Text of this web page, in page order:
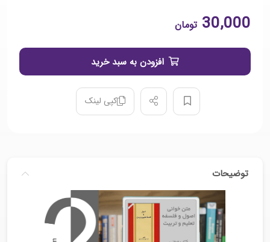
تومان30,000
افزودن به سبد خرید
کپی لینک
توضیحات